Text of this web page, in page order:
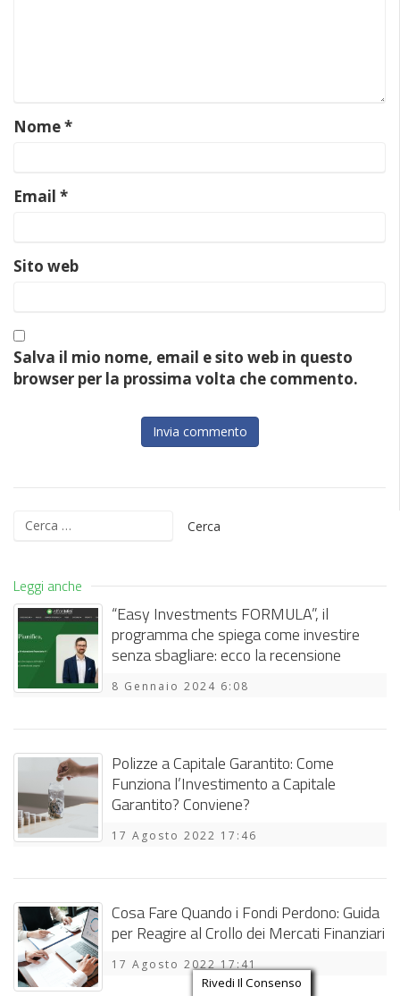
Nome*
Email *
Sito web
Salva il mio nome, email e sito web in questo
browser per la prossima volta che commento.
Ricerca
Leggi anche
“Easy Investments FORMULA”, il
programma che spiega come investire
senza sbagliare: ecco la recensione
8 Gennaio 2024 6:08
Polizze a Capitale Garantito: Come
Funziona l’Investimento a Capitale
Garantito? Conviene?
17 Agosto 2022 17:46
Cosa Fare Quando i Fondi Perdono: Guida
per Reagire al Crollo dei Mercati Finanziari
17 Agosto 2022 17:41
Rivedi Il Consenso